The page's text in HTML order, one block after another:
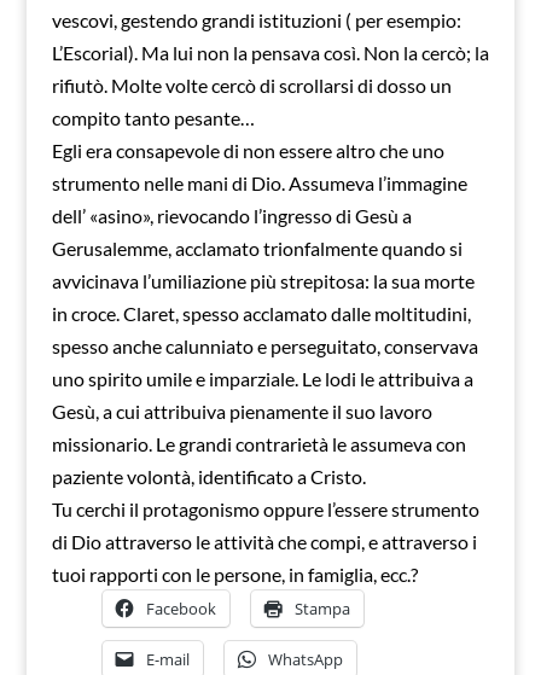
vescovi, gestendo grandi istituzioni ( per esempio:
L’Escorial). Ma lui non la pensava così. Non la cercò; la
rifiutò. Molte volte cercò di scrollarsi di dosso un
compito tanto pesante…
Egli era consapevole di non essere altro che uno
strumento nelle mani di Dio. Assumeva l’immagine
dell’ «asino», rievocando l’ingresso di Gesù a
Gerusalemme, acclamato trionfalmente quando si
avvicinava l’umiliazione più strepitosa: la sua morte
in croce. Claret, spesso acclamato dalle moltitudini,
spesso anche calunniato e perseguitato, conservava
uno spirito umile e imparziale. Le lodi le attribuiva a
Gesù, a cui attribuiva pienamente il suo lavoro
missionario. Le grandi contrarietà le assumeva con
paziente volontà, identificato a Cristo.
Tu cerchi il protagonismo oppure l’essere strumento
di Dio attraverso le attività che compi, e attraverso i
tuoi rapporti con le persone, in famiglia, ecc.?
Facebook Stampa
E-mail WhatsApp